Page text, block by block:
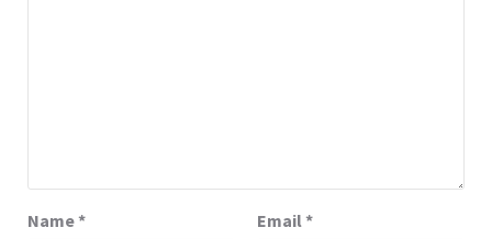
Name* Email *